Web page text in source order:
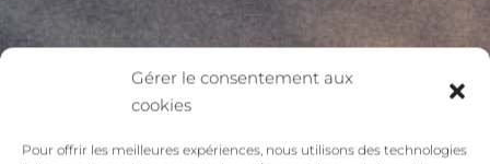
Gérer le consentement aux
cookies
Pour offrir les meilleures expériences, nous utilisons des technologies